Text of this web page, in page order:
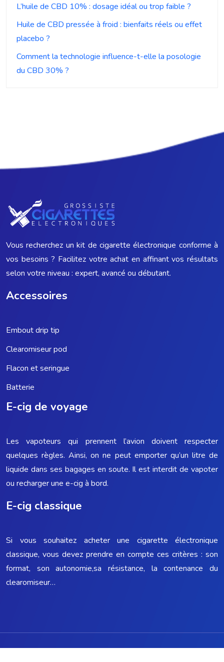
L’huile de CBD 10% : dosage idéal ou trop faible ?
Huile de CBD pressée à froid : bienfaits réels ou effet
placebo ?
Comment la technologie influence-t-elle la posologie
du CBD 30% ?
Vous recherchez un kit de cigarette électronique conforme à
vos besoins ? Facilitez votre achat en affinant vos résultats
selon votre niveau : expert, avancé ou débutant.
Accessoires
Embout drip tip
Clearomiseur pod
Flacon et seringue
Batterie
E-cig de voyage
Les vapoteurs qui prennent l’avion doivent respecter
quelques règles. Ainsi, on ne peut emporter qu’un litre de
liquide dans ses bagages en soute. Il est interdit de vapoter
ou recharger une e-cig à bord.
E-cig classique
Si vous souhaitez acheter une cigarette électronique
classique, vous devez prendre en compte ces critères : son
format, son autonomie,sa résistance, la contenance du
clearomiseur…